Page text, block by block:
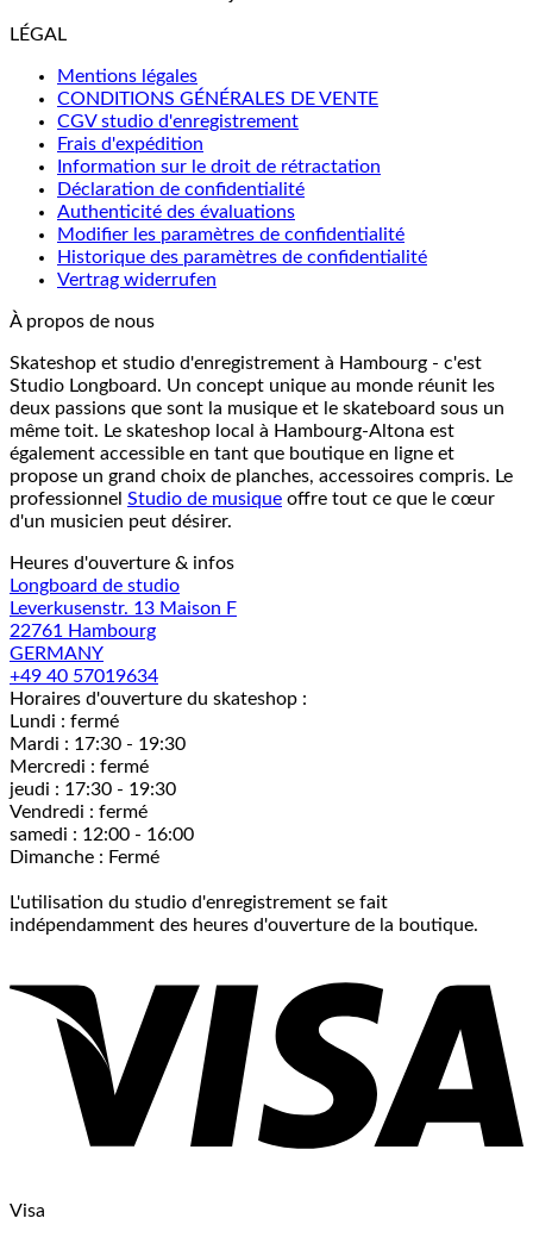
LÉGAL
Mentions légales
CONDITIONS GÉNÉRALES DE VENTE
CGV studio d'enregistrement
Frais d'expédition
Information sur le droit de rétractation
Déclaration de confidentialité
Authenticité des évaluations
Modifier les paramètres de confidentialité
Historique des paramètres de confidentialité
Vertrag widerrufen
À propos de nous
Skateshop et studio d'enregistrement à Hambourg - c'est
Studio Longboard. Un concept unique au monde réunit les
deux passions que sont la musique et le skateboard sous un
même toit. Le skateshop local à Hambourg-Altona est
également accessible en tant que boutique en ligne et
propose un grand choix de planches, accessoires compris. Le
professionnel Studio de musique offre tout ce que le cœur
d'un musicien peut désirer.
Heures d'ouverture & infos
Longboard de studio
Leverkusenstr. 13 Maison F
22761 Hambourg
GERMANY
+49 40 57019634
Horaires d'ouverture du skateshop :
Lundi : fermé
Mardi : 17:30 - 19:30
Mercredi : fermé
jeudi : 17:30 - 19:30
Vendredi : fermé
samedi : 12:00 - 16:00
Dimanche : Fermé
L'utilisation du studio d'enregistrement se fait
indépendamment des heures d'ouverture de la boutique.
Visa